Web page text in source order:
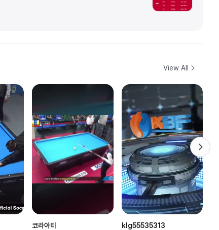
View All
코라아티 klg55535313